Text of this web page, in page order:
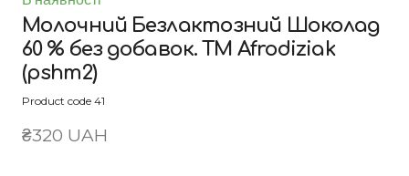
Молочний Безлактозний Шоколад
60 % без добавок. ТМ Afrodiziak
(pshm2)
Product code 41
₴320 UAH